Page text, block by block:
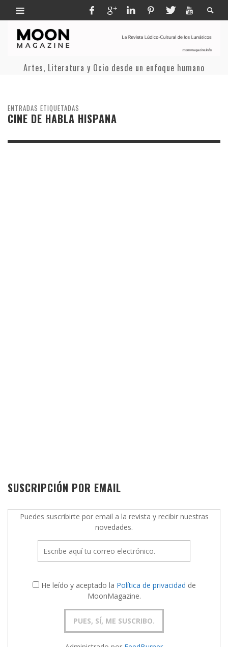
Artes, Literatura y Ocio desde un enfoque humano
ENTRADAS ETIQUETADAS
CINE DE HABLA HISPANA
SUSCRIPCIÓN POR EMAIL
Puedes suscribirte por email a la revista y recibir nuestras
novedades.
He leído y aceptado la Política de privacidad de
MoonMagazine.